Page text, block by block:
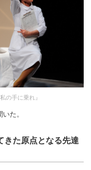
の手に乗れ』
た。
きた原点となる先達